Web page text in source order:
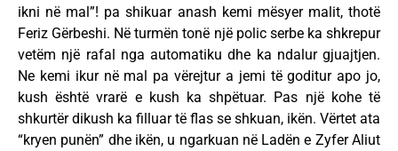
ikni në mal”! pa shikuar anash kemi mësyer malit, thotë
Feriz Gërbeshi. Në turmën tonë një polic serbe ka shkrepur
vetëm një rafal nga automatiku dhe ka ndalur gjuajtjen.
Ne kemi ikur në mal pa vërejtur a jemi të goditur apo jo,
kush është vrarë e kush ka shpëtuar. Pas një kohe të
shkurtër dikush ka filluar të flas se shkuan, ikën. Vërtet ata
“kryen punën” dhe ikën, u ngarkuan në Ladën e Zyfer Aliut